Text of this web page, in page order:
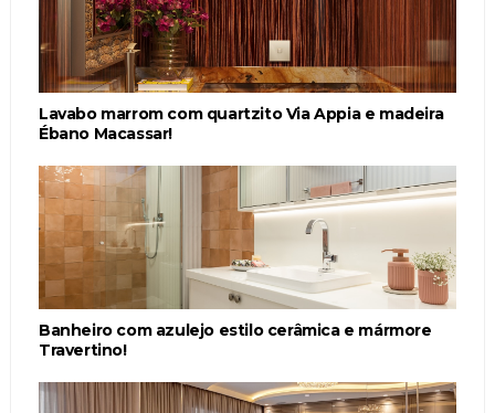
Lavabo marrom com quartzito Via Appia e madeira
Ébano Macassar!
Banheiro com azulejo estilo cerâmica e mármore
Travertino!